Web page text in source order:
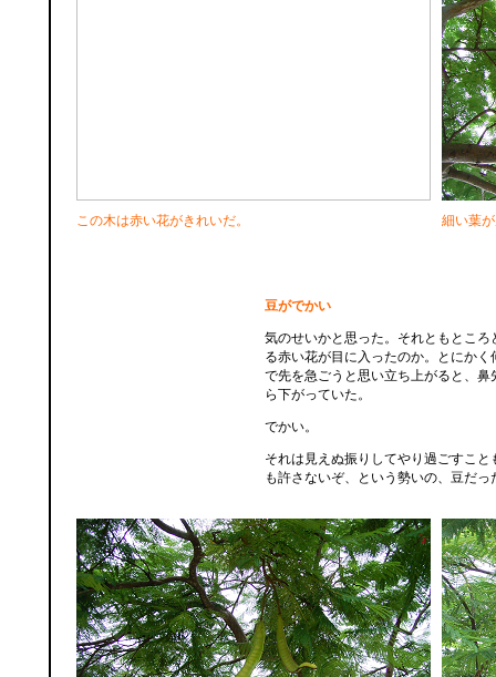
この木は赤い花がきれいだ。 細い葉
豆がでかい
気のせいかと思った。それともところ
る赤い花が目に入ったのか。とにかく
で先を急ごうと思い立ち上がると、鼻
ら下がっていた。
でかい。
それは見えぬ振りしてやり過ごすこと
も許さないぞ、という勢いの、豆だっ